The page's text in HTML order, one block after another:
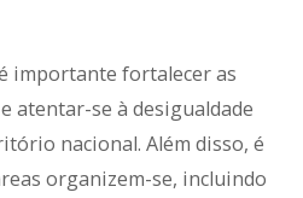
importante fortalecer as
atentar-se à desigualdade
nacional. Além disso, é
organizem-se, incluindo